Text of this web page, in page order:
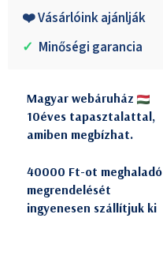
❤️ Vásárlóink ajánlják
✓ Minőségi garancia
Magyar webáruház
10éves tapasztalattal,
amiben megbízhat.
40000 Ft-ot meghaladó
megrendelését
ingyenesen szállítjuk ki